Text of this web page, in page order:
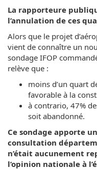
La rapporteure
l’annulation de ces
Alors que le projet
vient de connaître un
sondage IFOP
relève que :
moins d’un quart
favorable à la
à contrario, 47%
soit abandonné.
Ce sondage apporte
consultation
n’était aucunement
l’opinion nationale à